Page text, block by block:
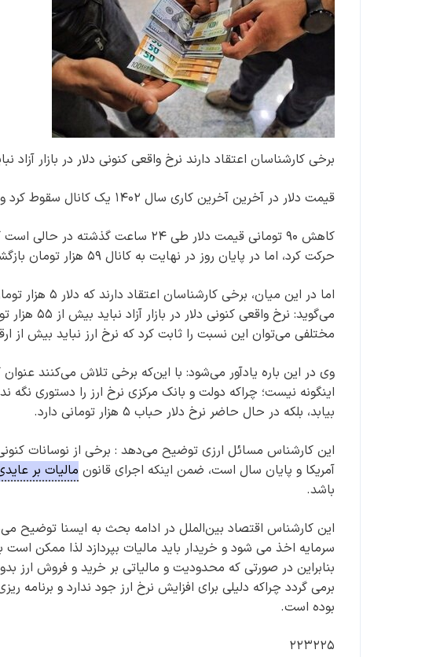
برخی کارشناسان اعتقاد دارند نرخ واقعی کنونی دلار در بازار آزاد نباید بیش از ۵۵
قیمت دلار در آخرین آخرین کاری سال ۱۴۰۲ یک کانال سقوط کرد و دوباره به کانال ۵۹ هزار تومان بازگشت.
کاهش ۹۰ تومانی قیمت دلار طی ۲۴
حرکت کرد، اما در پایان روز در نهایت به کانال ۵۹ هزار تومان بازگشت و در مرز کریدور ۶۰ هزار تومان ایستاد.
اما در این
می‌گوید:
مختلفی می‌توان این نسبت را ثابت کرد که نرخ ارز نباید بیش از
وی در این باره یادآور می‌شود: با این‌که برخی تلاش می‌کنند
اینگونه نیست؛ چراکه دولت ‌و بانک مرکزی نرخ ارز را دستوری
بیابد، بلکه در حال حاضر نرخ دلار حباب ۵ هزار تومانی دارد.
این کارشناس مسائل ارزی توضیح می‌دهد : برخی از نوسانات
آمریکا و پایان سال است، ضمن اینکه اجرای قانون مالیات بر
باشد.
این کارشناس اقتصاد بین‌الملل در ادامه بحث به ایسنا توضیح
سرمایه اخذ می شود و خریدار باید مالیات بپردازد لذا ممکن
بنابراین در صورتی که محدودیت و مالیاتی بر خرید و فروش ارز
برمی گردد چراکه دلیلی برای افزایش نرخ ارز جود ندارد و برنامه
بوده است‌.
۲۲۳۲۲۵